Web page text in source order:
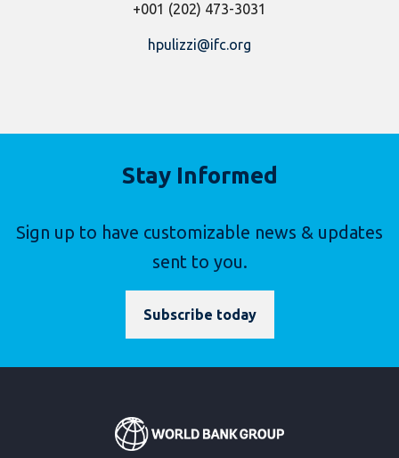
+001 (202) 473-3031
hpulizzi@ifc.org
Stay Informed
Sign up to have customizable news & updates
sent to you.
Subscribe today